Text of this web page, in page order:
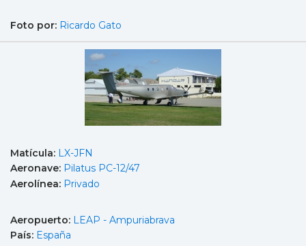
Foto por: Ricardo Gato
Matícula: LX-JFN
Aeronave: Pilatus PC-12/47
Aerolínea: Privado
Aeropuerto: LEAP - Ampuriabrava
País: España